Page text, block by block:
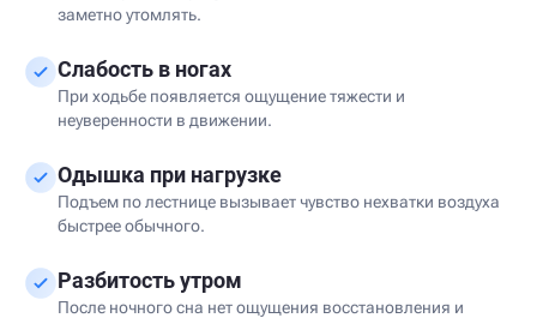
заметно утомлять.
Слабость в ногах
При ходьбе появляется ощущение тяжести и
неуверенности в движении.
Одышка при нагрузке
Подъем по лестнице вызывает чувство нехватки воздуха
быстрее обычного.
Разбитость утром
После ночного сна нет ощущения восстановления и